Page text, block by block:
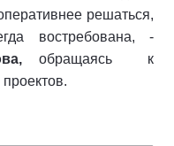
решаться,
востребована, -
обращаясь
к